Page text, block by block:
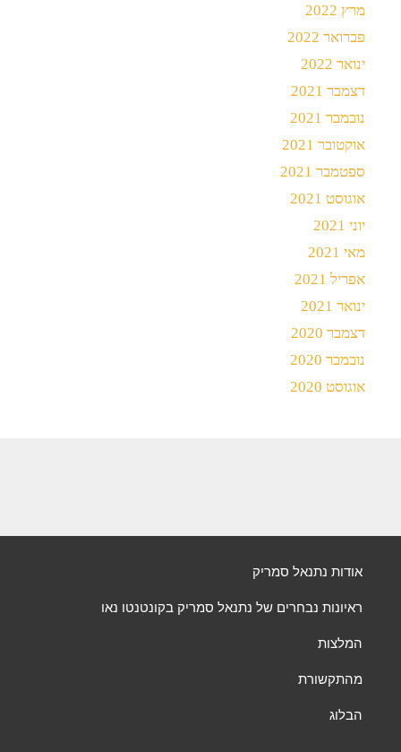
מרץ 2022
פברואר 2022
ינואר 2022
דצמבר 2021
נובמבר 2021
אוקטובר 2021
ספטמבר 2021
אוגוסט 2021
יוני 2021
מאי 2021
אפריל 2021
ינואר 2021
דצמבר 2020
נובמבר 2020
אוגוסט 2020
אודות נתנאל סמריק
ראיונות נבחרים של נתנאל סמריק בקונטנטו נאו
המלצות
מהתקשורת
הבלוג